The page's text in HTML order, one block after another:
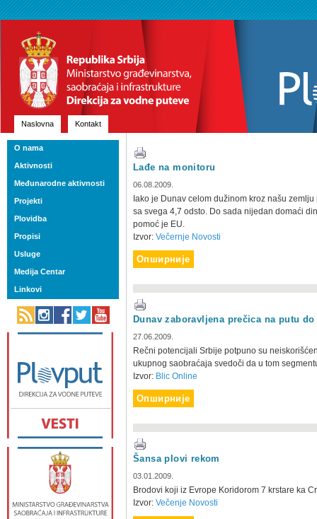
Naslovna Kontakt
Lađe na monitoru
06.08.2009.
Iako je Dunav celom dužinom kroz našu
sa svega 4,7 odsto. Do sada nijedan domaći
pomoć je EU.
Izvor:Večernje Novosti
Опширније
Dunav zaboravljena prečica na putu
27.06.2009.
Rečni potencijali Srbije potpuno su
ukupnog saobraćaja svedoči da u tom
Izvor: Blic Online
Опширније
Šansa plovi rekom
03.01.2009.
Brodovi koji iz Evrope Koridorom 7 krstare ka
Izvor:Večenje Novosti
O nama
Aktivnosti
Međunarodne aktivnosti
Projekti
Plovidba
Propisi
Usluge
Medija Centar
Linkovi